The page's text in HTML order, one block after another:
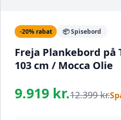
-20% rabat 📦 Spisebord
Freja Plankebord på
103 cm / Mocca Olie
9.919 kr.12.399 kr.